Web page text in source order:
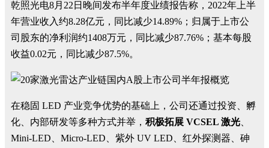
乾照光电8月22日晚间发布半年度业绩报告称，2022年上半
年营业收入约8.28亿元，同比减少14.89%；归属于上市公
司股东的净利润约1408万元，同比减少87.76%；基本每股
收益0.02元，同比减少87.5%。
在稳固 LED 产业竞争优势的基础上，公司还通过投资、孵
化、内部研发等多种方式并举， 积极拓展 VCSEL 激光
Mini-LED、Micro-LED、紫外 UV LED、红外探测器、砷